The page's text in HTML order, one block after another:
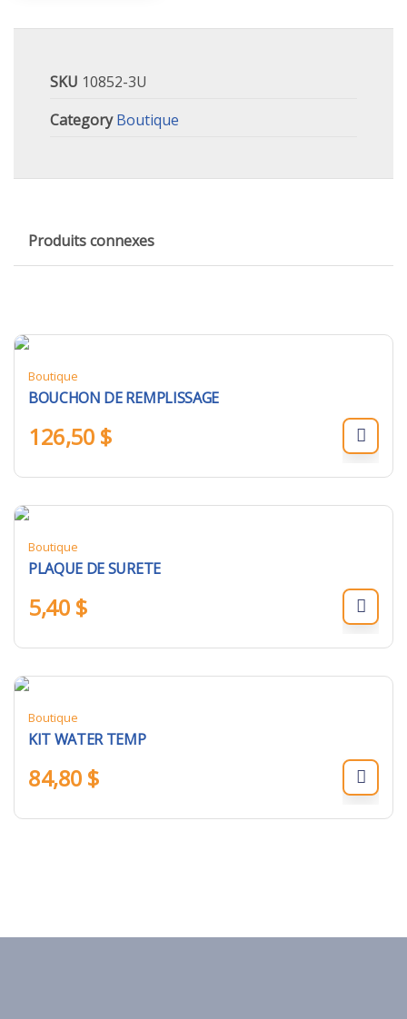
SKU 10852-3U
Category Boutique
Produits connexes
Boutique
BOUCHON DE REMPLISSAGE
126,50 $
Boutique
PLAQUE DE SURETE
5,40 $
Boutique
KIT WATER TEMP
84,80 $